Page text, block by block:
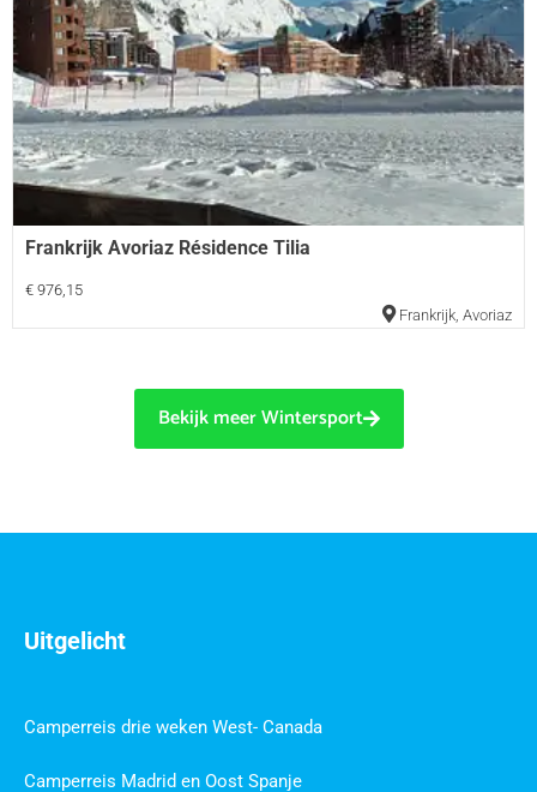
Frankrijk Avoriaz Résidence Tilia
€ 976,15
Frankrijk Avoriaz
Bekijk meer Wintersport
Uitgelicht
Camperreis drie weken West- Canada
Camperreis Madrid en Oost Spanje